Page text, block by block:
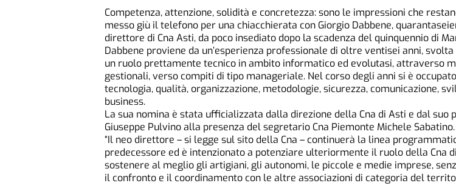
Competenza, attenzione, solidità e concretezza: sono le impressioni che
messo giù il telefono per una chiacchierata con Giorgio Dabbene,
direttore di Cna Asti, da poco insediato dopo la scadenza del quinquennio di
Dabbene proviene da un’esperienza professionale di oltre ventisei anni,
un ruolo prettamente tecnico in ambito informatico ed evolutasi, attraverso
gestionali, verso compiti di tipo manageriale. Nel corso degli anni si è
tecnologia, qualità, organizzazione, metodologie, sicurezza, comunicazione,
business.
La sua nomina è stata ufficializzata dalla direzione della Cna di Asti e dal suo
Giuseppe Pulvino alla presenza del segretario Cna Piemonte Michele Sabatino.
“Il neo direttore – si legge sul sito della Cna – continuerà la linea
predecessore ed è intenzionato a potenziare ulteriormente il ruolo della Cna
sostenere al meglio gli artigiani, gli autonomi, le piccole e medie imprese,
il confronto e il coordinamento con le altre associazioni di categoria del